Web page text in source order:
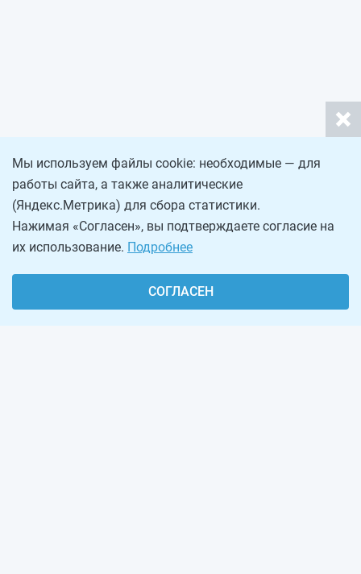
Мы используем файлы cookie: необходимые — для
работы сайта, а также аналитические
(Яндекс.Метрика) для сбора статистики.
Нажимая «Согласен», вы подтверждаете согласие на
их использование. Подробнее
СОГЛАСЕН